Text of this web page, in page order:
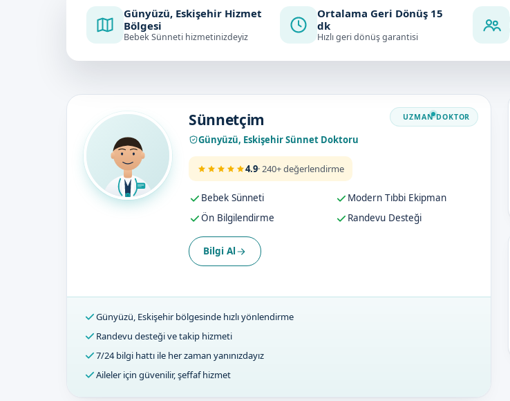
Günyüzü, Eskişehir Hizmet
Bölgesi
Bebek Sünneti hizmetinizdeyiz
Ortalama Geri Dönüş 15
dk
Hızlı geri dönüş garantisi
DoktorumuzSünnetçim
Günyüzü, Eskişehir Sünnet Doktoru
4.9· 240+ değerlendirme
Bebek Sünneti
Modern Tıbbi Ekipman
Ön Bilgilendirme
Randevu Desteği
Bilgi Al
Günyüzü, Eskişehir bölgesinde hızlı yönlendirme
Randevu desteği ve takip hizmeti
7/24 bilgi hattı ile her zaman yanınızdayız
Aileler için güvenilir, şeffaf hizmet